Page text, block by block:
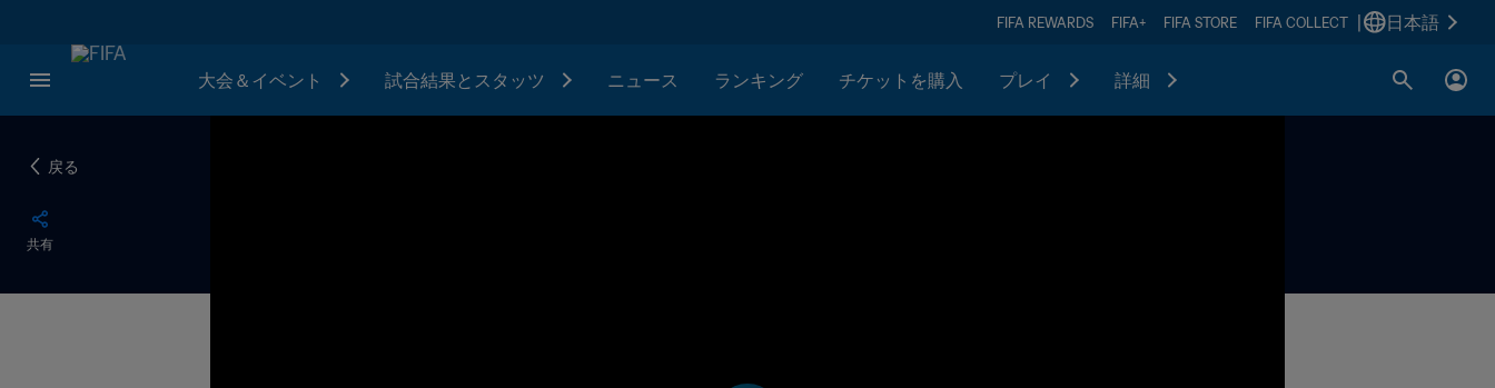
FIFA REWARDS FIFA+ FIFA STORE FIFA COLLECT 日本語
大会＆イベント 試合結果とスタッツ ニュース ランキング チケットを購入 プレイ 詳細
戻る
共有